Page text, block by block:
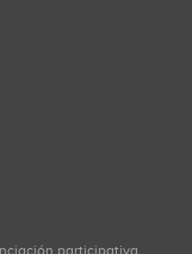
participativa